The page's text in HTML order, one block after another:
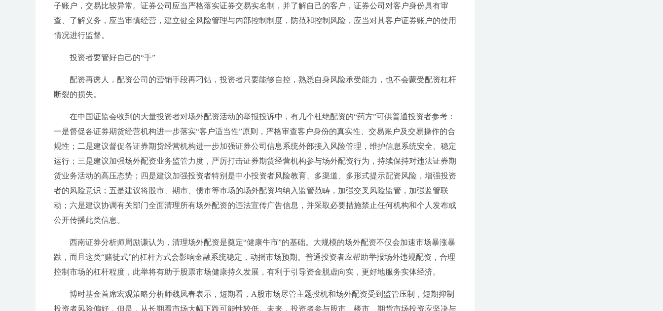
子账户，交易比较异常。证券公司应当严格落实证券交易实名制，并了解自己的客户，证券公司对客户身份具有审
查、了解义务，应当审慎经营，建立健全风险管理与内部控制制度，防范和控制风险，应当对其客户证券账户的使用
情况进行监督。
投资者要管好自己的“手”
配资再诱人，配资公司的营销手段再刁钻，投资者只要能够自控，熟悉自身风险承受能力，也不会蒙受配资杠杆
断裂的损失。
在中国证监会收到的大量投资者对场外配资活动的举报投诉中，有几个杜绝配资的“药方”可供普通投资者参考：
一是督促各证券期货经营机构进一步落实“客户适当性”原则，严格审查客户身份的真实性、交易账户及交易操作的合
规性；二是建议督促各证券期货经营机构进一步加强证券公司信息系统外部接入风险管理，维护信息系统安全、稳定
运行；三是建议加强场外配资业务监管力度，严厉打击证券期货经营机构参与场外配资行为，持续保持对违法证券期
货业务活动的高压态势；四是建议加强投资者特别是中小投资者风险教育、多渠道、多形式提示配资风险，增强投资
者的风险意识；五是建议将股市、期市、债市等市场的场外配资均纳入监管范畴，加强交叉风险监管，加强监管联
动；六是建议协调有关部门全面清理所有场外配资的违法宣传广告信息，并采取必要措施禁止任何机构和个人发布或
公开传播此类信息。
西南证券分析师周励谦认为，清理场外配资是奠定“健康牛市”的基础。大规模的场外配资不仅会加速市场暴涨暴
跌，而且这类“赌徒式”的杠杆方式会影响金融系统稳定，动摇市场预期。普通投资者应帮助举报场外违规配资，合理
控制市场的杠杆程度，此举将有助于股票市场健康持久发展，有利于引导资金脱虚向实，更好地服务实体经济。
博时基金首席宏观策略分析师魏凤春表示，短期看，A股市场尽管主题投机和场外配资受到监管压制，短期抑制
投资者风险偏好，但是，从长期看市场大幅下跌可能性较低。未来，投资者参与股市、楼市、期货市场投资应坚决与